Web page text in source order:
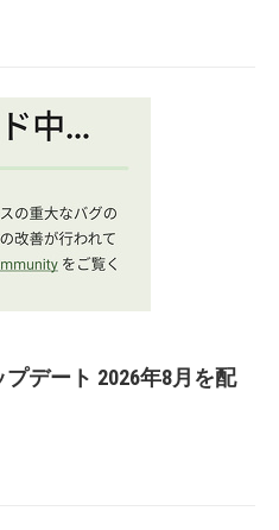
プデート 2026年8月を配